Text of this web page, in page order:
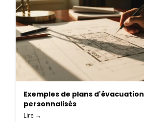
Exemples de plans d'évacuation
personnalisés
Lire →